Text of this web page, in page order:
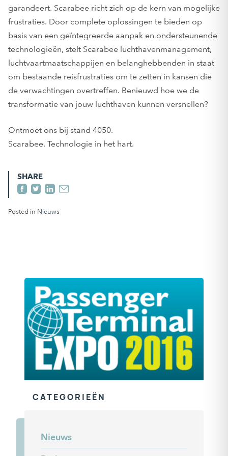
garandeert. Scarabee richt zich op de kern van mogelijke
frustraties. Door complete oplossingen te bieden op
basis van een geïntegreerde aanpak en ondersteunende
technologieën, stelt Scarabee luchthavenmanagement,
luchtvaartmaatschappijen en belanghebbenden in staat
om bestaande reisfrustraties om te zetten in kansen die
de verwachtingen overtreffen. Benieuwd hoe we de
transformatie van jouw luchthaven kunnen versnellen?
Ontmoet ons bij stand 4050.
Scarabee. Technologie in het hart.
SHARE
Posted in Nieuws
CATEGORIEËN
Nieuws